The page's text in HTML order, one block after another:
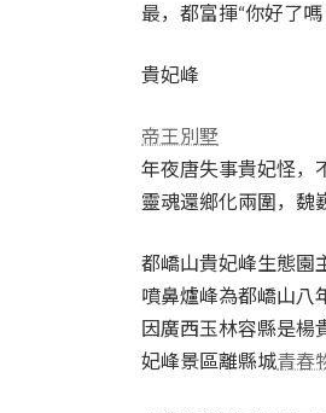
最，都富揮“你好了
貴妃峰
帝王別墅
年夜唐失事貴妃怪，
靈魂還鄉化兩圍，魏
都嶠山貴妃峰生態園
噴鼻爐峰為都嶠山八
因廣西玉林容縣是楊
妃峰景區離縣城青春